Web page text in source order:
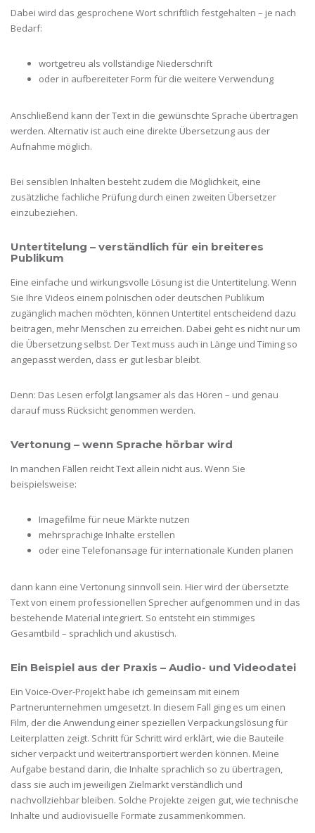
Dabei wird das gesprochene Wort schriftlich festgehalten – je nach
Bedarf:
wortgetreu als vollständige Niederschrift
oder in aufbereiteter Form für die weitere Verwendung
Anschließend kann der Text in die gewünschte Sprache übertragen
werden. Alternativ ist auch eine direkte Übersetzung aus der
Aufnahme möglich.
Bei sensiblen Inhalten besteht zudem die Möglichkeit, eine
zusätzliche fachliche Prüfung durch einen zweiten Übersetzer
einzubeziehen.
Untertitelung – verständlich für ein breiteres
Publikum
Eine einfache und wirkungsvolle Lösung ist die Untertitelung. Wenn
Sie Ihre Videos einem polnischen oder deutschen Publikum
zugänglich machen möchten, können Untertitel entscheidend dazu
beitragen, mehr Menschen zu erreichen. Dabei geht es nicht nur um
die Übersetzung selbst. Der Text muss auch in Länge und Timing so
angepasst werden, dass er gut lesbar bleibt.
Denn: Das Lesen erfolgt langsamer als das Hören – und genau
darauf muss Rücksicht genommen werden.
Vertonung – wenn Sprache hörbar wird
In manchen Fällen reicht Text allein nicht aus. Wenn Sie
beispielsweise:
Imagefilme für neue Märkte nutzen
mehrsprachige Inhalte erstellen
oder eine Telefonansage für internationale Kunden planen
dann kann eine Vertonung sinnvoll sein. Hier wird der übersetzte
Text von einem professionellen Sprecher aufgenommen und in das
bestehende Material integriert. So entsteht ein stimmiges
Gesamtbild – sprachlich und akustisch.
Ein Beispiel aus der Praxis – Audio- und Videodatei
Ein Voice-Over-Projekt habe ich gemeinsam mit einem
Partnerunternehmen umgesetzt. In diesem Fall ging es um einen
Film, der die Anwendung einer speziellen Verpackungslösung für
Leiterplatten zeigt. Schritt für Schritt wird erklärt, wie die Bauteile
sicher verpackt und weitertransportiert werden können. Meine
Aufgabe bestand darin, die Inhalte sprachlich so zu übertragen,
dass sie auch im jeweiligen Zielmarkt verständlich und
nachvollziehbar bleiben. Solche Projekte zeigen gut, wie technische
Inhalte und audiovisuelle Formate zusammenkommen.